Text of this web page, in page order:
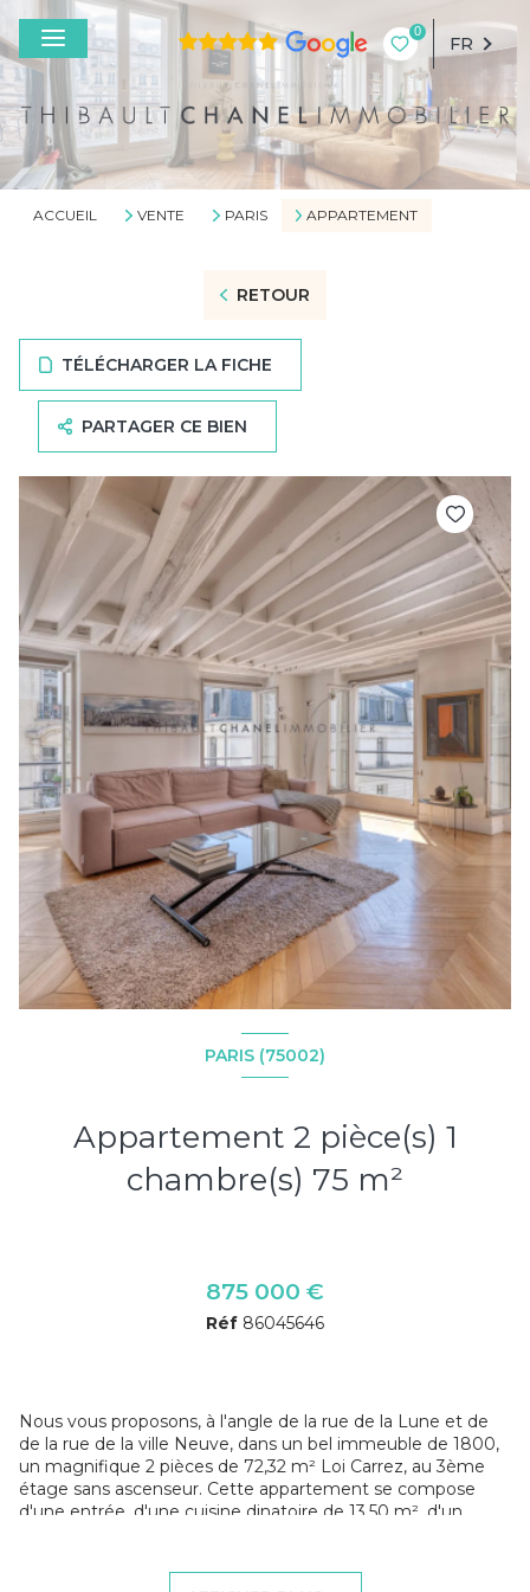
0
FR
ACCUEIL VENTE PARIS APPARTEMENT
RETOUR
TÉLÉCHARGER LA FICHE
PARTAGER CE BIEN
PARIS (75002)
Appartement 2 pièce(s) 1
chambre(s) 75 m²
875 000 €
Réf 86045646
Nous vous proposons, à l'angle de la rue de la Lune et de
de la rue de la ville Neuve, dans un bel immeuble de 1800,
un magnifique 2 pièces de 72,32 m² Loi Carrez, au 3ème
étage sans ascenseur. Cette appartement se compose
d'une entrée, d'une cuisine dinatoire de 13,50 m², d'un
des toilettes. Ce bien vous séduira par ses volumes, par sa